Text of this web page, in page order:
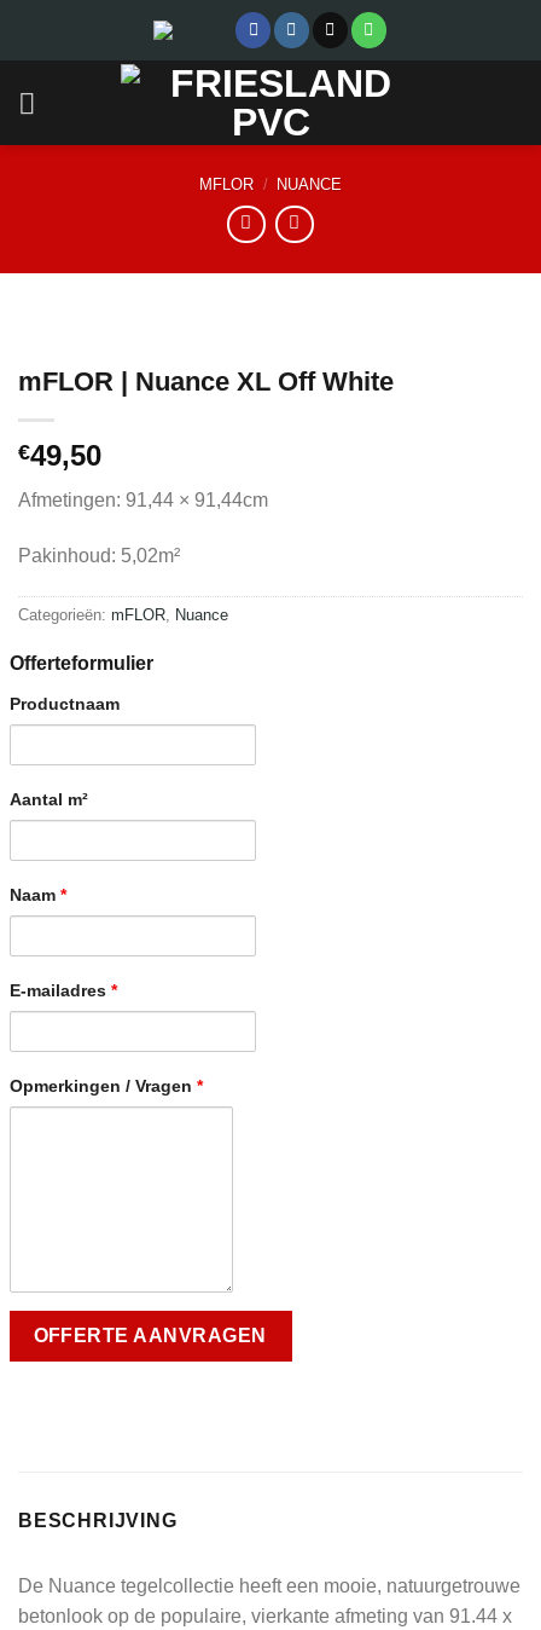
MFLOR / NUANCE
mFLOR | Nuance XL Off White
€49,50
Afmetingen: 91,44 × 91,44cm
Pakinhoud: 5,02m²
Categorieën: mFLOR Nuance
Offerteformulier
Productnaam
Aantal m²
Naam *
E-mailadres *
Opmerkingen / Vragen *
BESCHRIJVING
De Nuance tegelcollectie heeft een mooie, natuurgetrouwe
betonlook op de populaire, vierkante afmeting van 91.44 x